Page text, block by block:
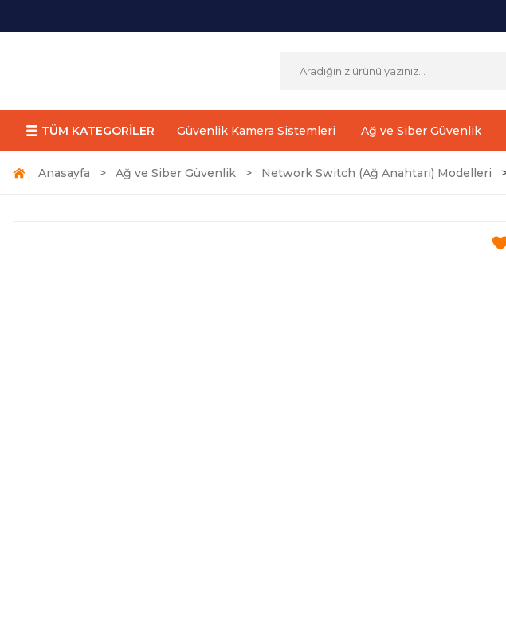
TÜM KATEGORİLER Güvenlik Kamera Sistemleri Ağ ve Siber Güvenlik
Anasayfa Ağ ve Siber Güvenlik Network Switch (Ağ Anahtarı) Modelleri